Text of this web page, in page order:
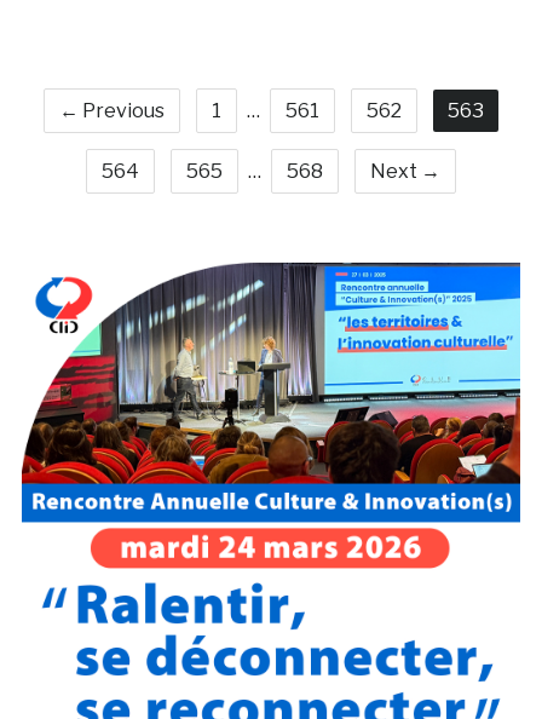
← Previous 1 … 561 562 563
564 565 … 568 Next →